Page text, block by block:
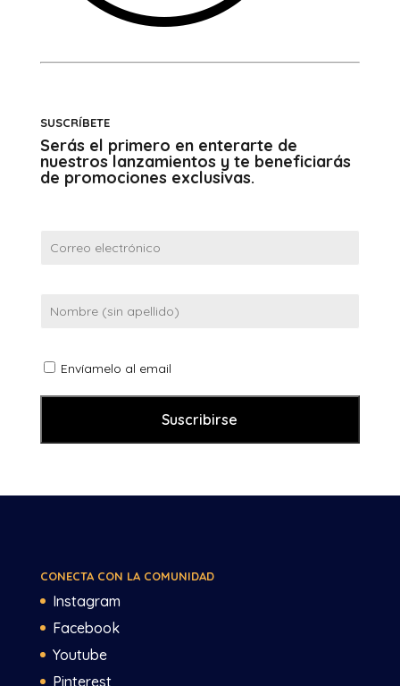
SUSCRÍBETE
Serás el primero en enterarte de
nuestros lanzamientos y te beneficiarás
de promociones exclusivas.
Envíamelo al email
CONECTA CON LA COMUNIDAD
Instagram
Facebook
Youtube
Pinterest